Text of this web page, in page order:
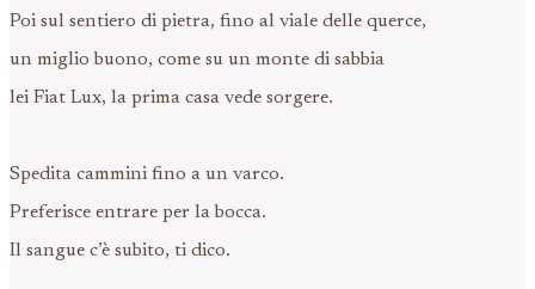
Poi sul sentiero di pietra, fino al viale delle querce,
un miglio buono, come su un monte di sabbia
lei Fiat Lux, la prima casa vede sorgere.
Spedita cammini fino a un varco.
Preferisce entrare per la bocca.
Il sangue c’è subito, ti dico.